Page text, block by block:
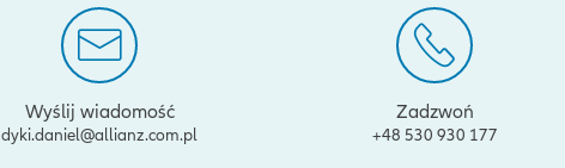
Wyślij wiadomość
dyki.daniel@allianz.com.pl
Zadzwoń
+48 530 930 177